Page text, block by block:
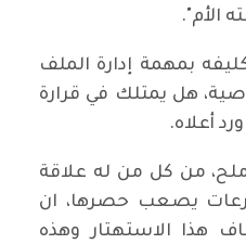
الأم".
بمهمة إدارة الملف
هل يمتلك في قرارة
أعلاه.
من كل من له علاقة
يصعب حصرها، ان
هذا الاستهتار وهذه